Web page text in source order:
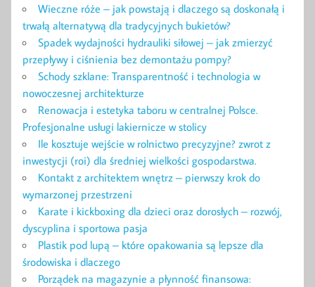
Wieczne róże – jak powstają i dlaczego są doskonałą i
trwałą alternatywą dla tradycyjnych bukietów?
Spadek wydajności hydrauliki siłowej – jak zmierzyć
przepływy i ciśnienia bez demontażu pompy?
Schody szklane: Transparentność i technologia w
nowoczesnej architekturze
Renowacja i estetyka taboru w centralnej Polsce.
Profesjonalne usługi lakiernicze w stolicy
Ile kosztuje wejście w rolnictwo precyzyjne? zwrot z
inwestycji (roi) dla średniej wielkości gospodarstwa.
Kontakt z architektem wnętrz – pierwszy krok do
wymarzonej przestrzeni
Karate i kickboxing dla dzieci oraz dorosłych – rozwój,
dyscyplina i sportowa pasja
Plastik pod lupą – które opakowania są lepsze dla
środowiska i dlaczego
Porządek na magazynie a płynność finansowa: